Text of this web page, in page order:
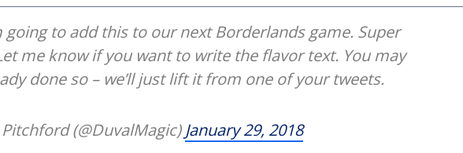
going to add this to our next Borderlands game. Super
me know if you want to write the flavor text. You may
done so – we’ll just lift it from one of your tweets.
(@DuvalMagic) January 29, 2018